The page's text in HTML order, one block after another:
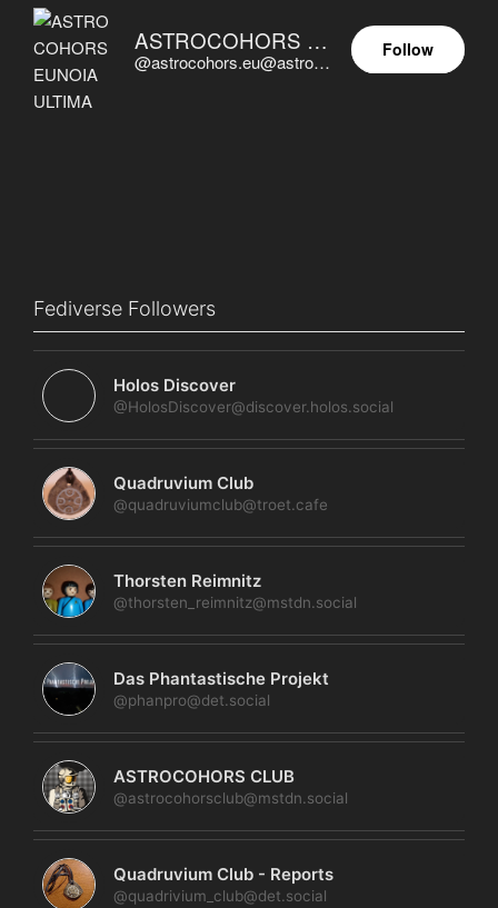
ASTROCOHORS EUNOIA ULTIMA
@astrocohors.eu@astrocohors.eu
Follow
Fediverse Followers
Holos Discover
@HolosDiscover@discover.holos.social
Quadruvium Club
@quadruviumclub@troet.cafe
Thorsten Reimnitz
@thorsten_reimnitz@mstdn.social
Das Phantastische Projekt
@phanpro@det.social
ASTROCOHORS CLUB
@astrocohorsclub@mstdn.social
Quadruvium Club - Reports
@quadrivium_club@det.social